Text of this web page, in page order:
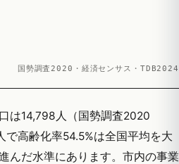
国勢調査2020・経済センサス・TDB2024
は14,798人（国勢調査2020
高齢化率54.5%は全国平均を大
んだ水準にあります。市内の事業